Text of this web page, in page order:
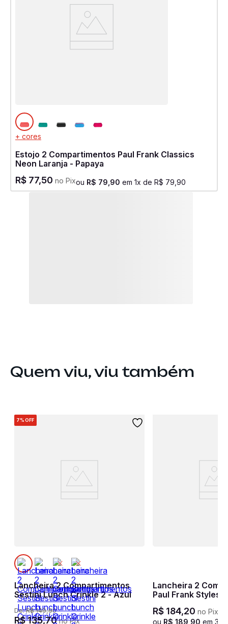
+ cores
Estojo 2 Compartimentos Paul Frank Classics
Neon Laranja - Papaya
R$ 77,50 no Pixou R$ 79 90 em 1x de R$ 79 90
Quem viu, viu também
7%OFF
Lancheira 2 Compartimentos
Sestini Lunch Crinkle 2 - Azul
De:R$ 149,90
R$135,70no Pix
Lancheira 2
Paul Frank Styles
R$ 184,20 no Pix
ou R$ 189 90 em 3